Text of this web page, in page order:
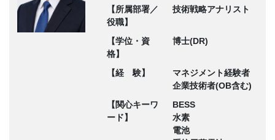
【所属部署／
役職】
技術戦略アナリスト
【学位・資
格】
博士(DR)
【経 験】
マネジメント経験者
企業技術者(OB含む)
【関心キーワ
ード】
BESS
水素
電池